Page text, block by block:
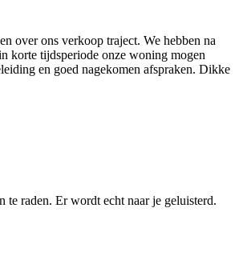
over ons verkoop traject. We hebben na
korte tijdsperiode onze woning mogen
en goed nagekomen afspraken. Dikke
te raden. Er wordt echt naar je geluisterd.